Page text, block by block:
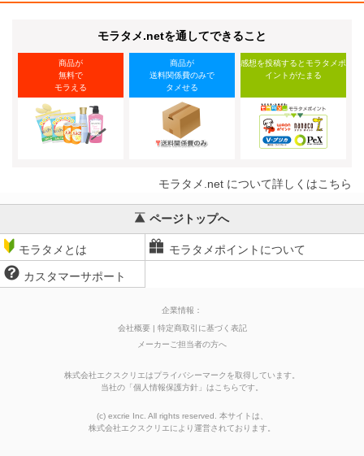
モラタメ.netを通してできること
商品が
無料で
モラえる
商品が
送料関係費のみで
タメせる
感想を投稿するとモラタメポ
イントがたまる
モラタメ.net について詳しくはこちら
ページトップへ
モラタメとは モラタメポイントについて
カスタマーサポート
企業情報：
会社概要
特定商取引に基づく表記
メーカーご担当者の方へ
株式会社エクスクリエはプライバシーマークを取得しています。
当社の 「 個人情報保護方針 」はこちらです。
(c) excrie Inc. All rights reserved. 本サイトは、
株式会社エクスクリエにより運営されております。